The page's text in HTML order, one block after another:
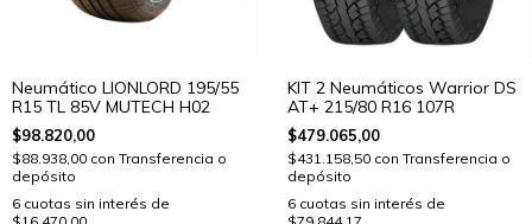
Neumático LIONLORD 195/55
R15 TL 85V MUTECH H02
$98.820,00
$88.938,00 con Transferencia o
depósito
6 cuotas sin interés de
KIT 2 Neumáticos Warrior DS
AT+ 215/80 R16 107R
$479.065,00
$431.158,50 con Transferencia o
depósito
6 cuotas sin interés de